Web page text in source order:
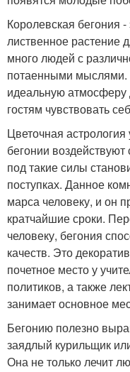
Королевская бегония
лиственное растение
много людей с
потаенными мыслями.
идеальную атмосферу
гостям чувствовать
Цветочная астрология
бегонии
под такие силы
поступках. Данное
марса человеку, и он
кратчайшие сроки.
человеку, бегония
качеств. Это
почетное место у
политиков, а также
занимает основное
Бегонию полезно
заядлый курильщик
Она не только лечит